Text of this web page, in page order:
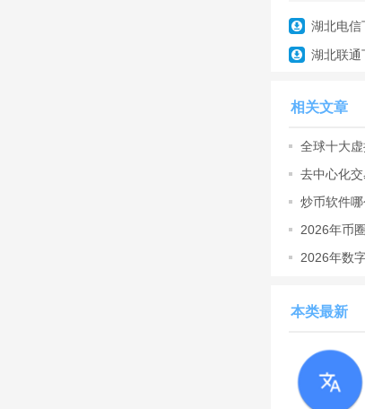
和设备限制
实时资讯更
软件特色
不同球迷观赛
功能一站式
求
湖北电信
湖北联通
相关文章
全球十大
去中心化
炒币软件
2026年币
2026年数
本类最新